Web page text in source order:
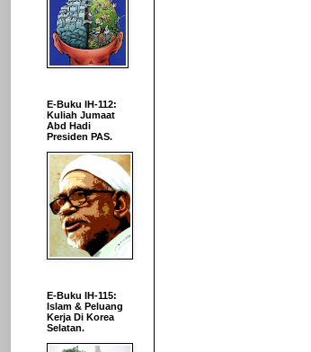
E-Buku IH-112:
Kuliah Jumaat
Abd Hadi
Presiden PAS.
E-Buku IH-115:
Islam & Peluang
Kerja Di Korea
Selatan.